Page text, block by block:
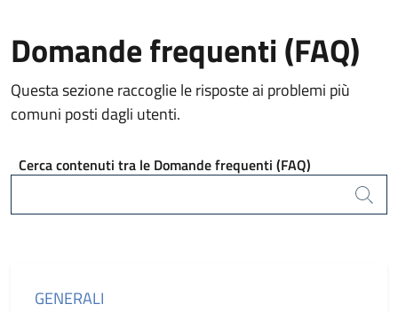
Domande frequenti (FAQ)
Questa sezione raccoglie le risposte ai problemi più
comuni posti dagli utenti.
Cerca contenuti tra le Domande frequenti (FAQ)
Cerca
Categoria:
GENERALI